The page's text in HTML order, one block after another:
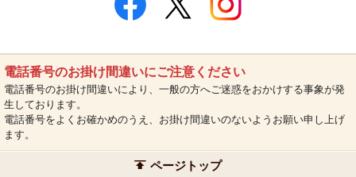
電話番号のお掛け間違いにご注意ください
電話番号のお掛け間違いにより、一般の方へご迷惑をおかけする事象が発
生しております。
電話番号をよくお確かめのうえ、お掛け間違いのないようお願い申し上げ
ます。
ページトップ